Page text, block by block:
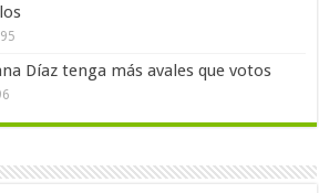
Díaz tenga más avales que votos